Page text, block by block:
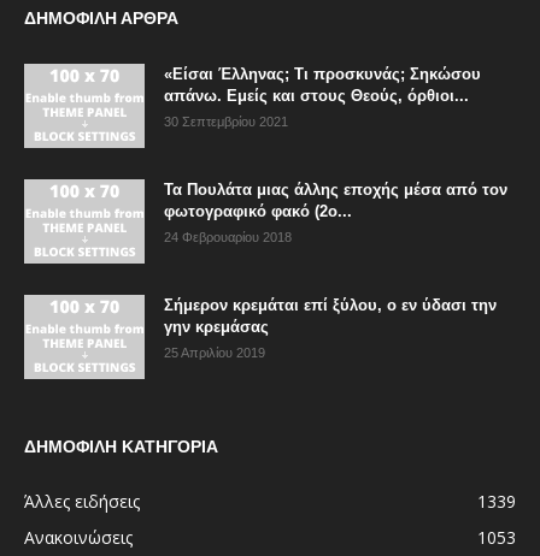
ΔΗΜΟΦΙΛΗ ΑΡΘΡΑ
«Είσαι Έλληνας; Τι προσκυνάς; Σηκώσου
απάνω. Εμείς και στους Θεούς, όρθιοι...
30 Σεπτεμβρίου 2021
Τα Πουλάτα μιας άλλης εποχής μέσα από τον
φωτογραφικό φακό (2ο...
24 Φεβρουαρίου 2018
Σήμερον κρεμάται επί ξύλου, ο εν ύδασι την
γην κρεμάσας
25 Απριλίου 2019
ΔΗΜΟΦΙΛΗ ΚΑΤΗΓΟΡΙΑ
Άλλες ειδήσεις
1339
Ανακοινώσεις
1053